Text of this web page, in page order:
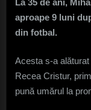
La 35 de ani,
aproape 9 luni
din fotbal.
Acesta s-a
Recea Cristur,
pună umărul la